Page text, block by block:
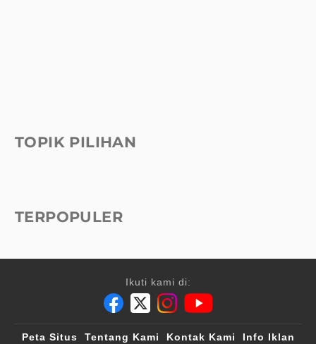
TOPIK PILIHAN
TERPOPULER
Ikuti kami di:
Peta Situs Tentang Kami Kontak Kami
Info Iklan